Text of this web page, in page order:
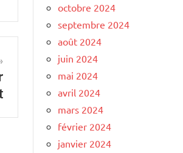
octobre 2024
septembre 2024
août 2024
juin 2024
mai 2024
avril 2024
mars 2024
février 2024
janvier 2024